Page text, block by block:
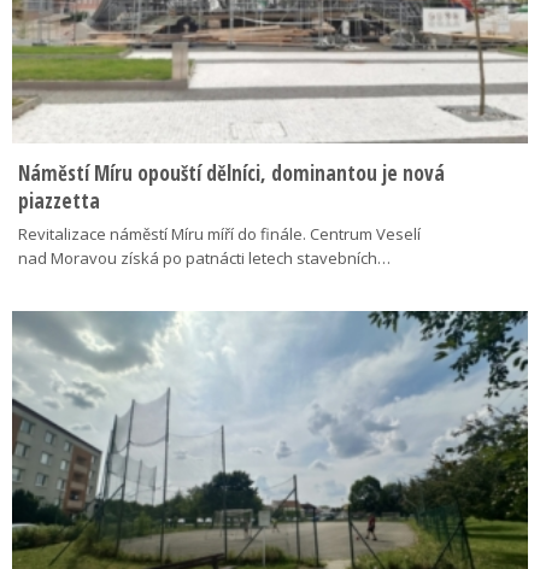
Náměstí Míru opouští dělníci, dominantou je nová
piazzetta
Revitalizace náměstí Míru míří do finále. Centrum Veselí
nad Moravou získá po patnácti letech stavebních…